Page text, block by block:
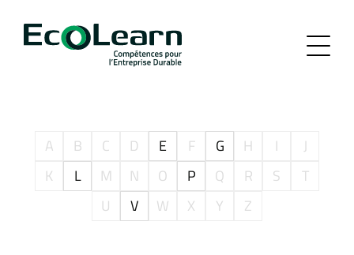
A B C D E F G H I
J
K
L M N O P Q R S
T
U
V W X Y Z